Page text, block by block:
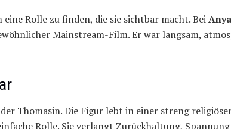
Rolle zu finden, die sie sichtbar macht. Bei
Mainstream-Film. Er war langsam,
Thomasin. Die Figur lebt in einer streng
Rolle. Sie verlangt Zurückhaltung,